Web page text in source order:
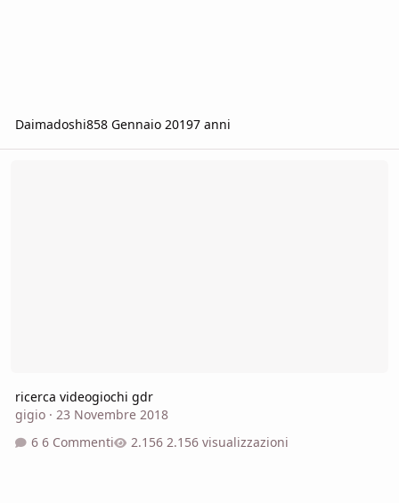
Daimadoshi858 Gennaio 20197 anni
ricerca videogiochi gdr
gigio· 23 Novembre 2018
6 Commenti
2.156 visualizzazioni